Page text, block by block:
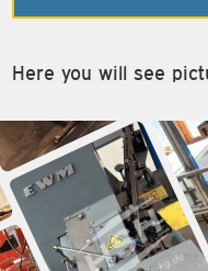
Here you will see